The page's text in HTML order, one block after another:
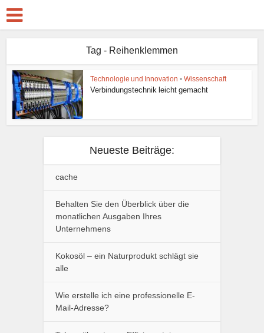
Tag - Reihenklemmen
Technologie und Innovation • Wissenschaft
Verbindungstechnik leicht gemacht
Neueste Beiträge:
cache
Behalten Sie den Überblick über die
monatlichen Ausgaben Ihres
Unternehmens
Kokosöl – ein Naturprodukt schlägt sie
alle
Wie erstelle ich eine professionelle E-
Mail-Adresse?